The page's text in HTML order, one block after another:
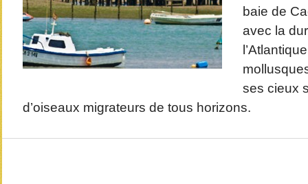
baie de
avec la
ses cieux
d’oiseaux migrateurs de tous horizons.